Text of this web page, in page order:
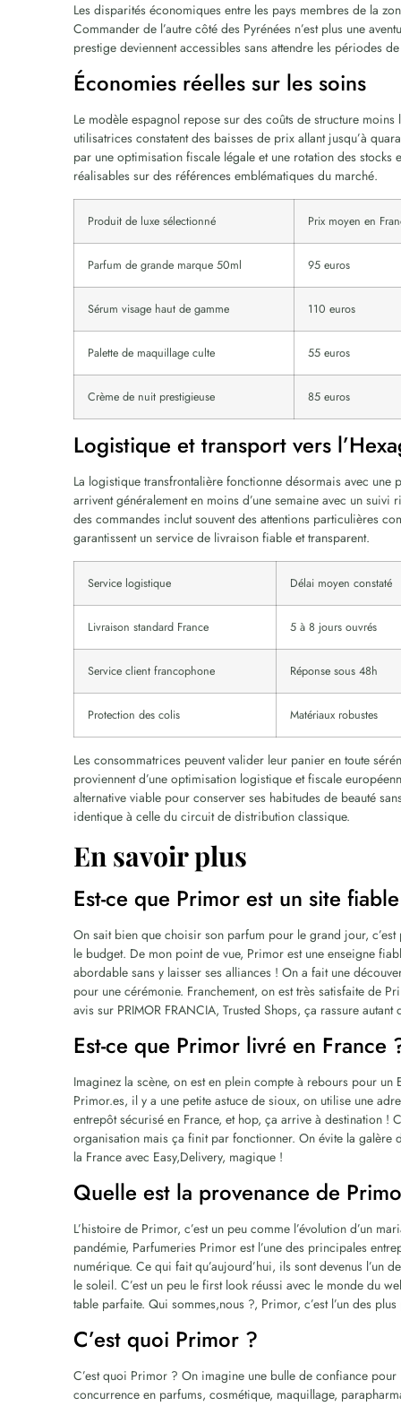
Les disparités économiques entre les pays membres de la
Commander de l’autre côté des Pyrénées n’est plus une
prestige deviennent accessibles sans attendre les périodes
Économies réelles sur les soins
Le modèle espagnol repose sur des coûts de structure
utilisatrices constatent des baisses de prix allant jusqu’à
par une optimisation fiscale légale et une rotation des stocks
réalisables sur des références emblématiques du marché.
Produit de luxe sélectionné Prix moyen en
Parfum de grande marque 50ml 95 euros
Sérum visage haut de gamme 110 euros
Palette de maquillage culte 55 euros
Crème de nuit prestigieuse 85 euros
Logistique et transport vers
La logistique transfrontalière fonctionne désormais avec
arrivent généralement en moins d’une semaine avec un
des commandes inclut souvent des attentions particulières
garantissent un service de livraison fiable et transparent.
Service logistique Délai moyen constaté
Livraison standard France 5 à 8 jours ouvrés
Service client francophone Réponse sous 48h
Protection des colis Matériaux robustes
Les consommatrices peuvent valider leur panier en toute
proviennent d’une optimisation logistique et fiscale
alternative viable pour conserver ses habitudes de beauté
identique à celle du circuit de distribution classique.
En savoir plus
Est-ce que Primor est un site
On sait bien que choisir son parfum pour le grand jour,
le budget. De mon point de vue, Primor est une enseigne
abordable sans y laisser ses alliances ! On a fait une
pour une cérémonie. Franchement, on est très satisfaite de
avis sur PRIMOR FRANCIA, Trusted Shops, ça rassure
Est-ce que Primor livré en France
Imaginez la scène, on est en plein compte à rebours pour un
Primor.es, il y a une petite astuce de sioux, on utilise une
entrepôt sécurisé en France, et hop, ça arrive à destination !
organisation mais ça finit par fonctionner. On évite la galère
la France avec Easy,Delivery, magique !
Quelle est la provenance de
L’histoire de Primor, c’est un peu comme l’évolution d’un
pandémie, Parfumeries Primor est l’une des principales
numérique. Ce qui fait qu’aujourd’hui, ils sont devenus l’un
le soleil. C’est un peu le first look réussi avec le monde du
table parfaite. Qui sommes,nous ?, Primor, c’est l’un des
C’est quoi Primor ?
C’est quoi Primor ? On imagine une bulle de confiance
concurrence en parfums, cosmétique, maquillage,